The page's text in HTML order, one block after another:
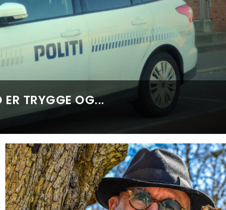
ER TRYGGE OG...